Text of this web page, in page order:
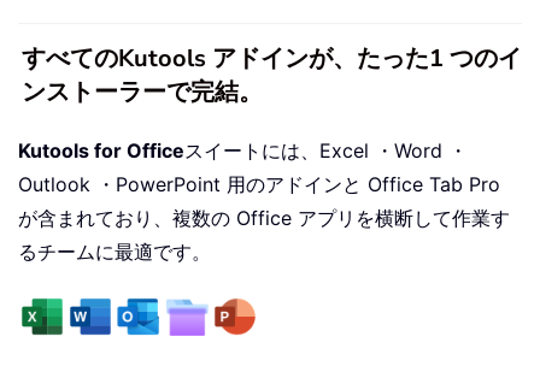
すべてのKutools アドインが、たった1 つのイ
ンストーラーで完結。
Kutools for Officeスイートには、Excel ・Word ・
Outlook ・PowerPoint 用のアドインと Office Tab Pro
が含まれており、複数の Office アプリを横断して作業す
るチームに最適です。